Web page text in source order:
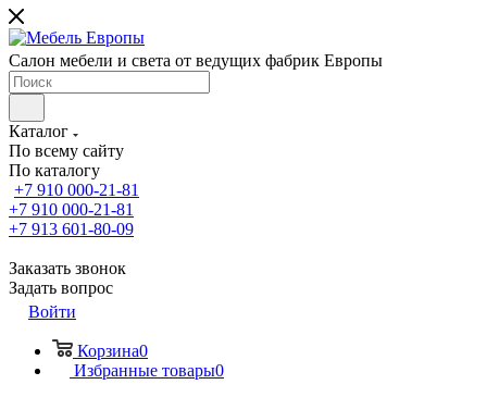
Салон мебели и света от ведущих фабрик Европы
Каталог
По всему сайту
По каталогу
+7 910 000-21-81
+7 910 000-21-81
+7 913 601-80-09
Заказать звонок
Задать вопрос
Войти
Корзина0
Избранные товары0